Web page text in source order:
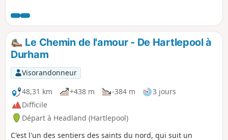
certains des sites les plus intéressants de Hartlepool, qui
valent bien un petit détour.
Le Chemin de l'amour - De Hartlepool à
Durham
Visorandonneur
48,31 km
+438 m -384 m
3 jours
Difficile
Départ à Headland (Hartlepool)
C'est l'un des sentiers des saints du nord, qui suit un